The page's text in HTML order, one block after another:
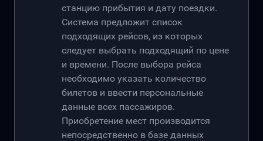
станцию прибытия и дату поездки.
Система предложит список
подходящих рейсов, из которых
следует выбрать подходящий по цене
и времени. После выбора рейса
необходимо указать количество
билетов и ввести персональные
данные всех пассажиров.
Приобретение мест производится
непосредственно в базе данных